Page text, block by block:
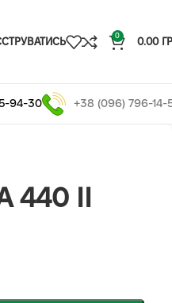
0
0.00
94-30 +38 (096) 796-14-
440 II